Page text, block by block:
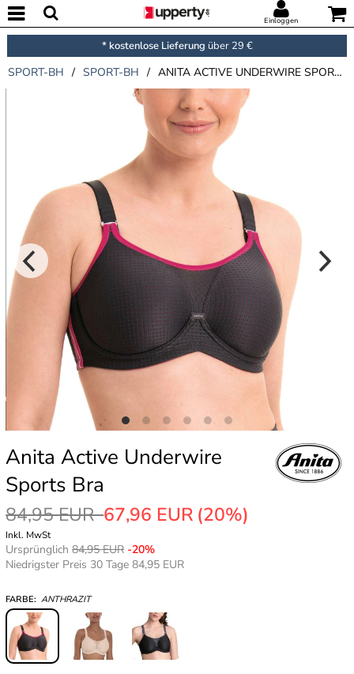
Einloggen
* kostenlose Lieferung über 29 €
SPORT-BH / SPORT-BH / ANITA ACTIVE UNDERWIRE SPORTS BRA
Anita Active Underwire
Sports Bra
84,95 EUR67,96 EUR (20%)
Inkl. MwSt
Ursprünglich84,95 EUR -20%
Niedrigster Preis 30 Tage 84,95 EUR
FARBE: ANTHRAZIT